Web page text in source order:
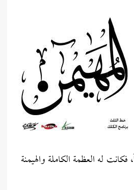
له العظمة الكاملة والهيمنة